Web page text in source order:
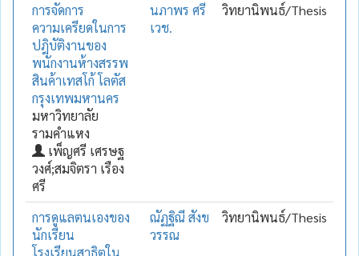
การจัดการ
ความเครียดในการ
ปฎิบัติงานของ
พนักงานห้างสรรพ
สินค้าเทสโก้ โลตัส
กรุงเทพมหานคร
มหาวิทยาลัย
รามคำแหง
เพ็ญศรี เศรษฐ
วงศ์;สมจิตรา เรือง
ศรี
นภาพร ศรี
เวช.
วิทยานิพนธ์/Thesis
การดูแลตนเองของ
นักเรียน
โรงเรียนสาธิตใน
ณัฏฐิณี สังข
วรรณ
วิทยานิพนธ์/Thesis